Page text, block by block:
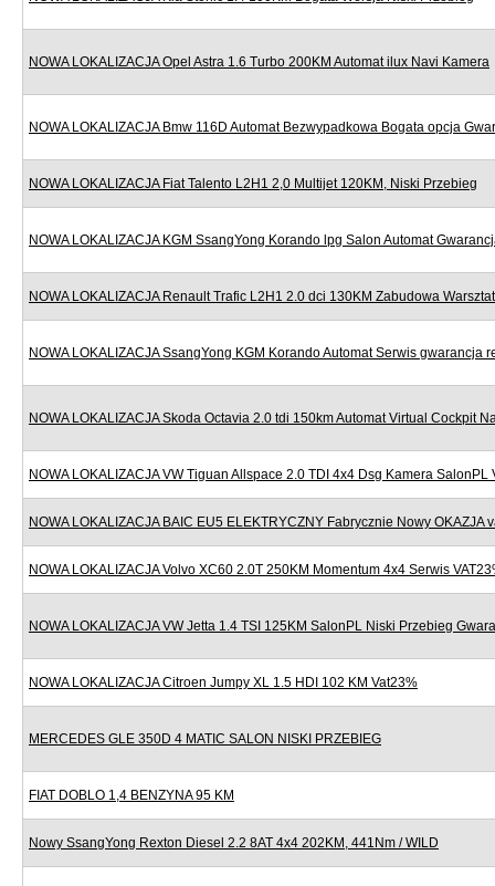
NOWA LOKALIZACJA Opel Astra 1.6 Turbo 200KM Automat ilux Navi Kamera
NOWA LOKALIZACJA Bmw 116D Automat Bezwypadkowa Bogata opcja
NOWA LOKALIZACJA Fiat Talento L2H1 2,0 Multijet 120KM, Niski Przebieg
NOWA LOKALIZACJA KGM SsangYong Korando lpg Salon Automat
NOWA LOKALIZACJA Renault Trafic L2H1 2.0 dci 130KM Zabudowa
NOWA LOKALIZACJA SsangYong KGM Korando Automat Serwis gwarancja
NOWA LOKALIZACJA Skoda Octavia 2.0 tdi 150km Automat Virtual Cockpit
NOWA LOKALIZACJA VW Tiguan Allspace 2.0 TDI 4x4 Dsg Kamera SalonPL
NOWA LOKALIZACJA BAIC EU5 ELEKTRYCZNY Fabrycznie Nowy OKAZJA
NOWA LOKALIZACJA Volvo XC60 2.0T 250KM Momentum 4x4 Serwis
NOWA LOKALIZACJA VW Jetta 1.4 TSI 125KM SalonPL Niski Przebieg
NOWA LOKALIZACJA Citroen Jumpy XL 1.5 HDI 102 KM Vat23%
MERCEDES GLE 350D 4 MATIC SALON NISKI PRZEBIEG
FIAT DOBLO 1,4 BENZYNA 95 KM
Nowy SsangYong Rexton Diesel 2.2 8AT 4x4 202KM, 441Nm / WILD